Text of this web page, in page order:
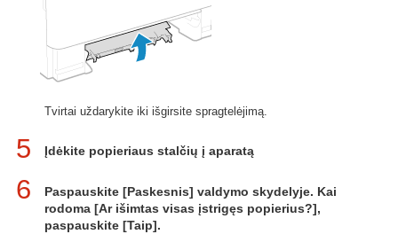
Tvirtai uždarykite iki išgirsite spragtelėjimą.
5 Įdėkite popieriaus stalčių į aparatą
6
Paspauskite [Paskesnis] valdymo skydelyje. Kai
rodoma [Ar išimtas visas įstrigęs popierius?],
paspauskite [Taip].